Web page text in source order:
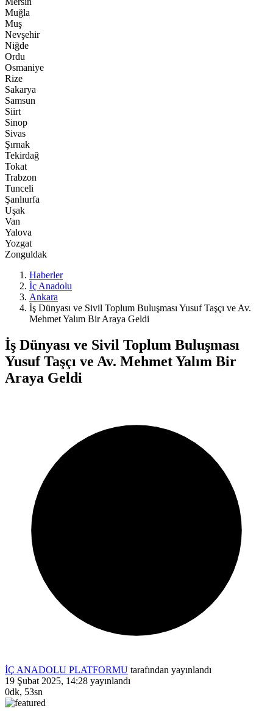
Muğla
Muş
Nevşehir
Niğde
Ordu
Osmaniye
Rize
Sakarya
Samsun
Siirt
Sinop
Sivas
Şırnak
Tekirdağ
Tokat
Trabzon
Tunceli
Şanlıurfa
Uşak
Van
Yalova
Yozgat
Zonguldak
Haberler
İç Anadolu
Ankara
İş Dünyası ve Sivil Toplum Buluşması Yusuf Taşçı ve Av.
Mehmet Yalım Bir Araya Geldi
İş Dünyası ve Sivil Toplum Buluşması
Yusuf Taşçı ve Av. Mehmet Yalım Bir
Araya Geldi
İÇ ANADOLU PLATFORMU tarafından yayınlandı
19 Şubat 2025, 14:28 yayınlandı
0dk, 53sn